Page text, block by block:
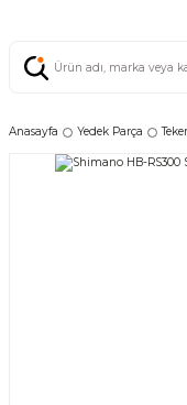
Anasayfa Yedek Parça